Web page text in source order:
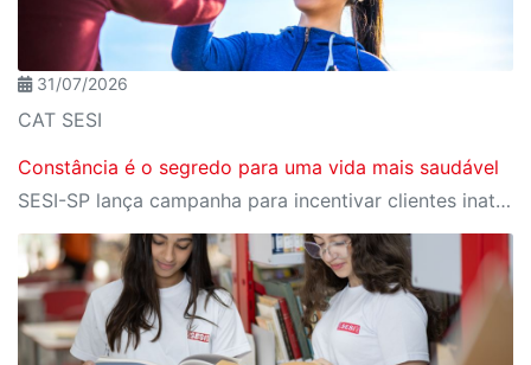
31/07/2026
CAT SESI
Constância é o segredo para uma vida mais saudável
SESI-SP lança campanha para incentivar clientes inativos a retomarem a prática de atividades físicas, esporte e lazer com benefícios exclusivos